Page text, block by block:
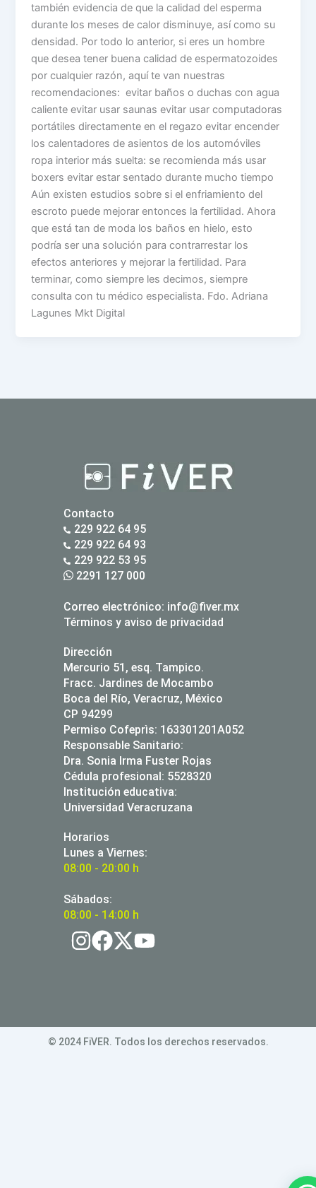
también evidencia de que la calidad del esperma
durante los meses de calor disminuye, así como su
densidad. Por todo lo anterior, si eres un hombre
que desea tener buena calidad de espermatozoides
por cualquier razón, aquí te van nuestras
recomendaciones: evitar baños o duchas con agua
caliente evitar usar saunas evitar usar computadoras
portátiles directamente en el regazo evitar encender
los calentadores de asientos de los automóviles
ropa interior más suelta: se recomienda más usar
boxers evitar estar sentado durante mucho tiempo
Aún existen estudios sobre si el enfriamiento del
escroto puede mejorar entonces la fertilidad. Ahora
que está tan de moda los baños en hielo, esto
podría ser una solución para contrarrestar los
efectos anteriores y mejorar la fertilidad. Para
terminar, como siempre les decimos, siempre
consulta con tu médico especialista. Fdo. Adriana
Lagunes Mkt Digital
Contacto
229 922 64 95
229 922 64 93
229 922 53 95
2291 127 000
Correo electrónico: info@fiver.mx
Términos y aviso de privacidad
Dirección
Mercurio 51, esq. Tampico.
Fracc. Jardines de Mocambo
Boca del Río, Veracruz, México
CP 94299
Permiso Cofeprìs: 163301201A052
Responsable Sanitario:
Dra. Sonia Irma Fuster Rojas
Cédula profesional: 5528320
Institución educativa:
Universidad Veracruzana
Horarios
Lunes a Viernes:
08:00 - 20:00 h
Sábados:
08:00 - 14:00 h
© 2024 FiVER. Todos los derechos reservados.